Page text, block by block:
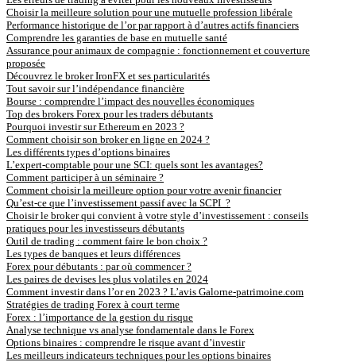
Choisir la meilleure solution pour une mutuelle profession libérale
Performance historique de l’or par rapport à d’autres actifs financiers
Comprendre les garanties de base en mutuelle santé
Assurance pour animaux de compagnie : fonctionnement et couverture
proposée
Découvrez le broker IronFX et ses particularités
Tout savoir sur l’indépendance financière
Bourse : comprendre l’impact des nouvelles économiques
Top des brokers Forex pour les traders débutants
Pourquoi investir sur Ethereum en 2023 ?
Comment choisir son broker en ligne en 2024 ?
Les différents types d’options binaires
L’expert-comptable pour une SCI: quels sont les avantages?
Comment participer à un séminaire ?
Comment choisir la meilleure option pour votre avenir financier
Qu’est-ce que l’investissement passif avec la SCPI ?
Choisir le broker qui convient à votre style d’investissement : conseils
pratiques pour les investisseurs débutants
Outil de trading : comment faire le bon choix ?
Les types de banques et leurs différences
Forex pour débutants : par où commencer ?
Les paires de devises les plus volatiles en 2024
Comment investir dans l’or en 2023 ? L’avis Galorne-patrimoine.com
Stratégies de trading Forex à court terme
Forex : l’importance de la gestion du risque
Analyse technique vs analyse fondamentale dans le Forex
Options binaires : comprendre le risque avant d’investir
Les meilleurs indicateurs techniques pour les options binaires